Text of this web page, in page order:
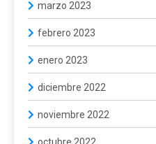
marzo 2023
febrero 2023
enero 2023
diciembre 2022
noviembre 2022
octubre 2022